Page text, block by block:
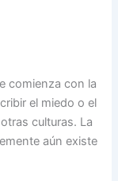
comienza con la
el miedo o el
culturas. La
aún existe